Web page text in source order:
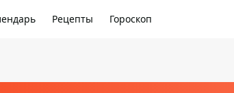
Рецепты Гороскоп